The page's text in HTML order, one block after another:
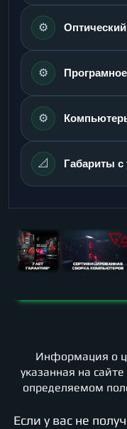
⚙️
⚙️
⚙️
📐 Габариты с
Информация о
указанная на
определяемом
Если у вас не